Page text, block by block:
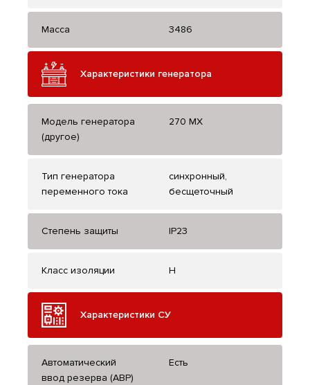
Масса 3486
Характеристики генератора
Модель генератора
(другое)
270 MX
Тип генератора
переменного тока
синхронный,
бесщеточный
Степень защиты IP23
Класс изоляции H
Характеристики СУ
Автоматический
ввод резерва (АВР)
Есть